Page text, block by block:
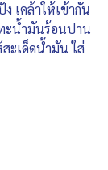
เคล้าให้เข้ากัน
ะน้ำมันร้อนปาน
ะเด็ดน้ำมัน ใส่